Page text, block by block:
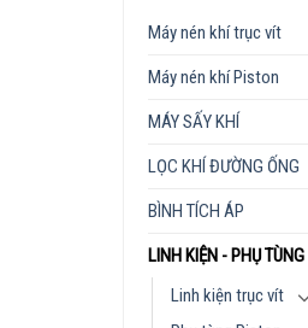
Máy nén khí trục vít
Máy nén khí Piston
MÁY SẤY KHÍ
LỌC KHÍ ĐƯỜNG ỐNG
BÌNH TÍCH ÁP
LINH KIỆN - PHỤ TÙNG
Linh kiện trục vít